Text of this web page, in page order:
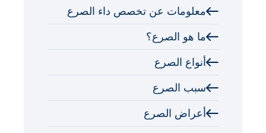
معلومات عن تخصص داء الصرع
ما هو الصرع؟
أنواع الصرع
سبب الصرع
أعراض الصرع